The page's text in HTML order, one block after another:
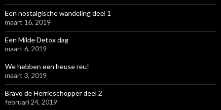
Een nostalgische wandeling deel 1
maart 16, 2019
Een Milde Detox dag
maart 6, 2019
We hebben een heuse reu!
maart 3, 2019
Bravo de Herrieschopper deel 2
februari 24, 2019